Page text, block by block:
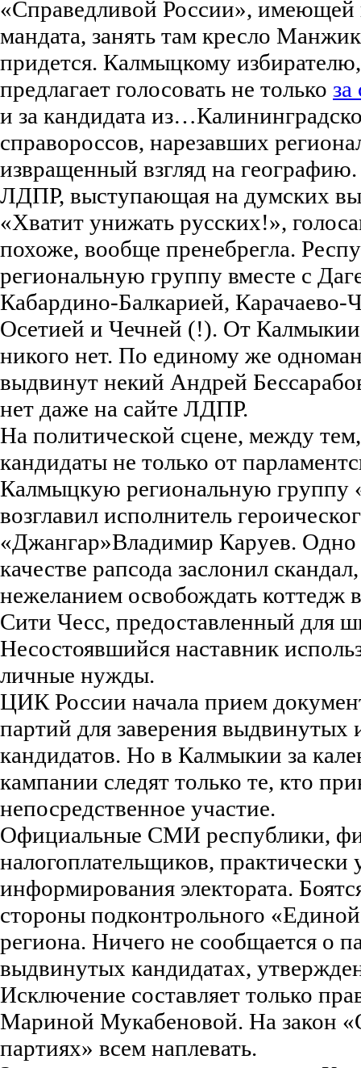
«Справедливой России», имеющей
мандата, занять там кресло
придется. Калмыцкому
предлагает голосовать не только за
и за кандидата
справороссов, нарезавших
извращенный взгляд на географию.
ЛДПР, выступающая на думских
«Хватит унижать русских!»,
похоже, вообще пренебрегла.
региональную группу вместе с
Кабардино-Балкарией, Карачаево-
Осетией и Чечней (!). От Калмыкии
никого нет. По единому же
выдвинут некий Андрей
нет даже на сайте ЛДПР.
На политической сцене, между
кандидаты не только от
Калмыцкую региональную группу
возглавил исполнитель
«Джангар»Владимир Каруев. Одно
качестве рапсода заслонил
нежеланием освобождать коттедж
Сити Чесс, предоставленный для
Несостоявшийся наставник
личные нужды.
ЦИК России начала прием
партий для заверения выдвинутых
кандидатов. Но в Калмыкии за
кампании следят только те, кто
непосредственное участие.
Официальные СМИ республики,
налогоплательщиков, практически
информирования электората.
стороны подконтрольного
региона. Ничего не сообщается о
выдвинутых кандидатах,
Исключение составляет только
Мариной Мукабеновой. На закон
партиях» всем наплевать.